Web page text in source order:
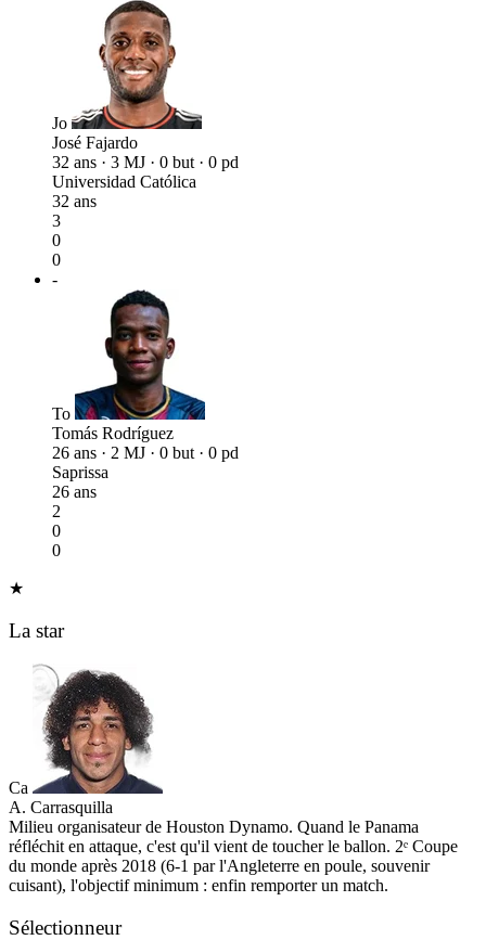
Jo
José Fajardo
32 ans · 3 MJ · 0 but · 0 pd
Universidad Católica
32 ans
3
0
0
-
To
Tomás Rodríguez
26 ans · 2 MJ · 0 but · 0 pd
Saprissa
26 ans
2
0
0
★
La star
Ca
A. Carrasquilla
Milieu organisateur de Houston Dynamo. Quand le Panama
réfléchit en attaque, c'est qu'il vient de toucher le ballon. 2ᵉ Coupe
du monde après 2018 (6-1 par l'Angleterre en poule, souvenir
cuisant), l'objectif minimum : enfin remporter un match.
Sélectionneur